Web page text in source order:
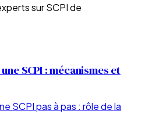
surSCPI de
SCPI : mécanismes et
SCPI pas à pas : rôle de la